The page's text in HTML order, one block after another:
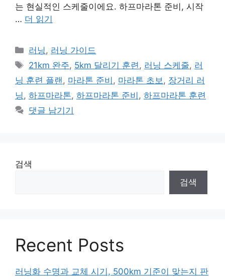
는 현실적인 스케줄이에요. 하프마라톤 준비, 시작
… 더 읽기
카
테
리
러닝, 러닝 가이드
태
그
21km 완주, 5km 달리기 훈련, 러닝 스케줄, 러
닝 훈련 플랜, 마라톤 준비 , 마라톤 초보, 장거리 러
닝, 하프마라톤, 하프마라톤 준비 , 하프마라톤 훈련
댓글 남기기
검색
검색
Recent Posts
러닝화 수명과 교체 시기, 500km 기준이 맞는지 판